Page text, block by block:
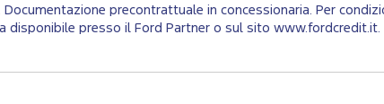
precontrattuale in concessionaria. Per
disponibile presso il Ford Partner o sul sito www.fordcredit.it.